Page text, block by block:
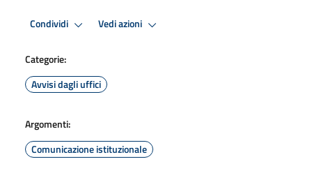
Condividi Vedi azioni
Categorie:
Avvisi dagli uffici
Argomenti:
Comunicazione istituzionale